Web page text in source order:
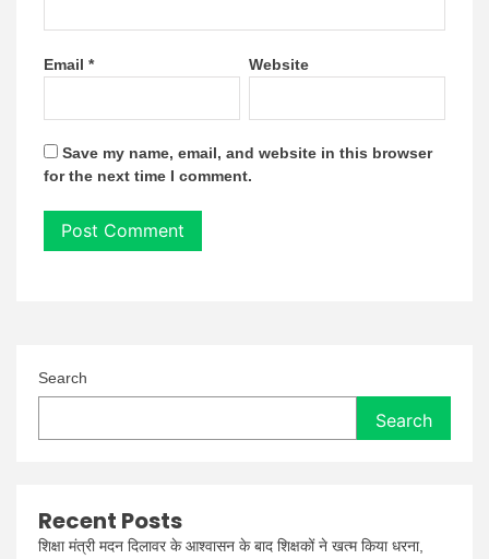
Email * Website
Save my name, email, and website in this browser
for the next time I comment.
Search
Search
Recent Posts
शिक्षा मंत्री मदन दिलावर के आश्वासन के बाद शिक्षकों ने खत्म किया धरना,